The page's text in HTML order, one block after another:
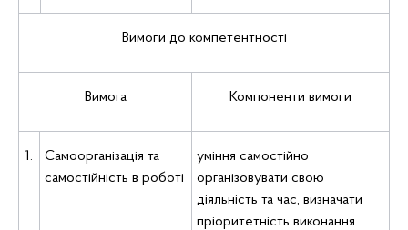
Вимоги до компетентності
Вимога Компоненти вимоги
1.
Самоорганізація та
самостійність в роботі
уміння самостійно
організовувати свою
діяльність та час, визначати
пріоритетність виконання